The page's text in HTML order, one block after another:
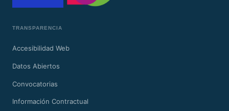
TRANSPARENCIA
Accesibilidad Web
Datos Abiertos
Convocatorias
Información Contractual